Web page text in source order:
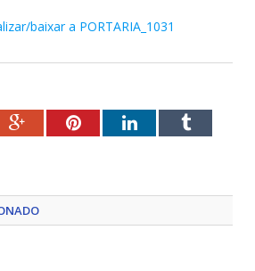
baixar a PORTARIA_1031
Google+PinterestLinkedInTumblr